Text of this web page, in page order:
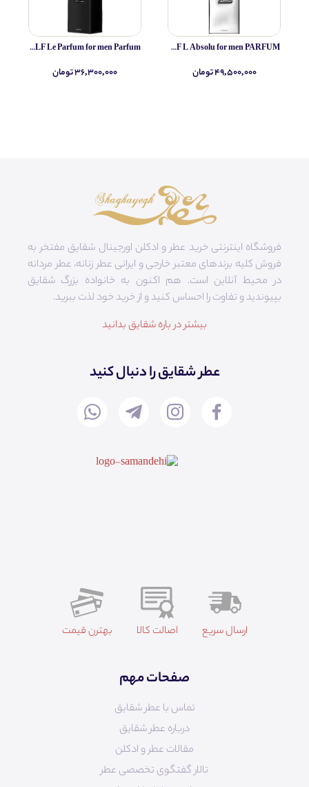
Yves Saint Laurent MYSLF L Absolu for men PARFUM
۴۹,۵۰۰,۰۰۰ تومان
Yves Saint Laurent MYSLF Le Parfum for men Parfum
۳۶,۳۰۰,۰۰۰ تومان
فروشگاه اینترنتی خرید عطر و ادکلن اورجینال شقایق مفتخر به
فروش کلیه برندهای معتبر خارجی و ایرانی عطر زنانه، عطر مردانه
در محیط آنلاین است. هم‌ اکنون به خانواده بزرگ شقایق
بپیوندید و تفاوت را احساس کنید و از خرید خود لذت ببرید.
بیشتر در باره شقایق بدانید
عطر شقایق را دنبال کنید
ارسال سریع اصالت کالا بهترن قیمت
صفحات مهم
تماس با عطر شقایق
درباره عطر شقایق
مقالات عطر و ادکلن
تالار گفتگوی تخصصی عطر